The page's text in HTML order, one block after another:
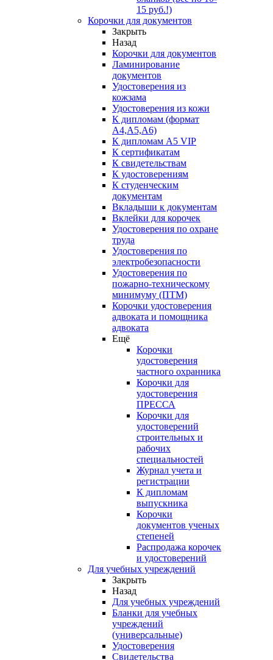
15 руб.!)
Корочки для документов
Закрыть
Назад
Корочки для документов
Ламинирование
документов
Удостоверения из
кожзама
Удостоверения из кожи
К дипломам (формат
А4,А5,А6)
К дипломам А5 VIP
К сертификатам
К свидетельствам
К удостоверениям
К студенческим
документам
Вкладыши к документам
Вклейки для корочек
Удостоверения по охране
труда
Удостоверения по
электробезопасности
Удостоверения по
пожарно-техническому
минимуму (ПТМ)
Корочки удостоверения
адвоката и помощника
адвоката
Ещё
Корочки
удостоверения
частного охранника
Корочки для
удостоверения
ПРЕССА
Корочки для
удостоверений
строительных и
рабочих
специальностей
Журнал учета и
регистрации
К дипломам
выпускника
Корочки
документов ученых
степеней
Распродажа корочек
и удостоверений
Для учебных учреждений
Закрыть
Назад
Для учебных учреждений
Бланки для учебных
учреждений
(универсальные)
Удостоверения
Свидетельства